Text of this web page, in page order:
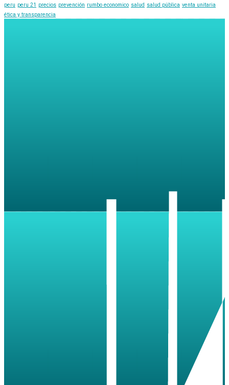
peru peru 21 precios prevención rumbo economico salud salud pública venta unitaria
ética y transparencia